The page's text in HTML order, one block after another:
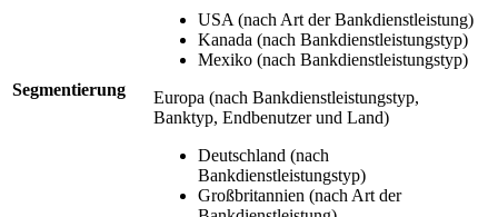
Segmentierung
USA (nach Art der Bankdienstleistung)
Kanada (nach Bankdienstleistungstyp)
Mexiko (nach Bankdienstleistungstyp)
Europa (nach Bankdienstleistungstyp,
Banktyp, Endbenutzer und Land)
Deutschland (nach
Bankdienstleistungstyp)
Großbritannien (nach Art der